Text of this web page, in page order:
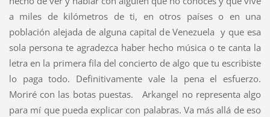
a miles de kilómetros de ti, en otros países o en una
población alejada de alguna capital de Venezuela y que esa
sola persona te agradezca haber hecho música o te canta la
letra en la primera fila del concierto de algo que tu escribiste
lo paga todo. Definitivamente vale la pena el esfuerzo.
Moriré con las botas puestas. Arkangel no representa algo
para mí que pueda explicar con palabras. Va más allá de eso